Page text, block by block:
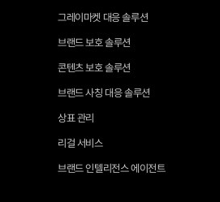
그레이마켓 대응 솔루션
브랜드 보호 솔루션
콘텐츠 보호 솔루션
브랜드 사칭 대응 솔루션
상표 관리
리걸 서비스
브랜드 인텔리전스 에이전트